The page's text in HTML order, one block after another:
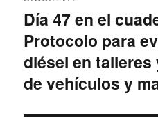
Entrada
siguiente:
Día 47 en el
Protocolo para
diésel en
de vehículos y